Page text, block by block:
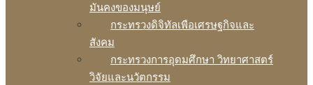
มันคงของมนุษย์
กระทรวงดิจิทัลเพือเศรษฐกิจและ
สังคม
กระทรวงการอุดมศึกษา วิทยาศาสตร์
วิจัยและนวัตกรรม